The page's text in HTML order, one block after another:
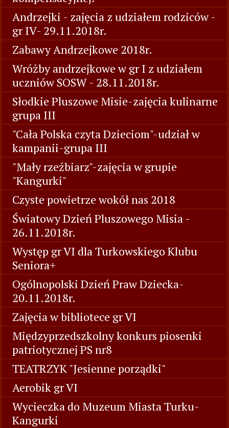
Andrzejki - zajęcia z udziałem rodziców -
gr IV- 29.11.2018r.
Zabawy Andrzejkowe 2018r.
Wróżby andrzejkowe w gr I z udziałem
uczniów SOSW - 28.11.2018r.
Słodkie Pluszowe Misie-zajęcia kulinarne
grupa III
"Cała Polska czyta Dzieciom"-udział w
kampanii-grupa III
"Mały rzeźbiarz"-zajęcia w grupie
"Kangurki"
Czyste powietrze wokół nas 2018
Światowy Dzień Pluszowego Misia -
26.11.2018r.
Występ gr VI dla Turkowskiego Klubu
Seniora+
Ogólnopolski Dzień Praw Dziecka-
20.11.2018r.
Zajęcia w bibliotece gr VI
Międzyprzedszkolny konkurs piosenki
patriotycznej PS nr8
TEATRZYK "Jesienne porządki"
Aerobik gr VI
Wycieczka do Muzeum Miasta Turku-
Kangurki